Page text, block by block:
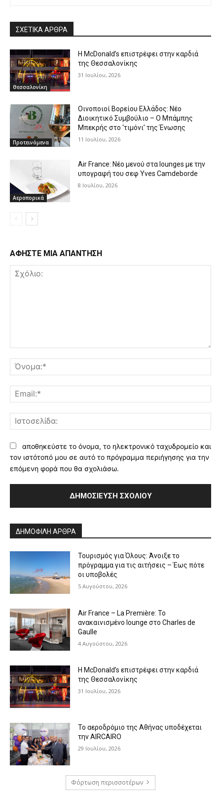
ΣΧΕΤΙΚΑ ΑΡΘΡΑ
Θεσσαλονίκη
Η McDonald’s επιστρέφει στην καρδιά
της Θεσσαλονίκης
31 Ιουλίου, 2026
Προτεινόμενα
Οινοποιοί Βορείου Ελλάδος: Νέο
Διοικητικό Συμβούλιο – Ο Μπάμπης
Μπεκρής στο ‘τιμόνι’ της Ένωσης
11 Ιουλίου, 2026
Αεροπορικά
Air France: Νέο μενού στα lounges με την
υπογραφή του σεφ Yves Camdeborde
8 Ιουλίου, 2026
ΑΦΗΣΤΕ ΜΙΑ ΑΠΑΝΤΗΣΗ
αποθηκεύστε το όνομα, το ηλεκτρονικό ταχυδρομείο και
τον ιστότοπό μου σε αυτό το πρόγραμμα περιήγησης για την
επόμενη φορά που θα σχολιάσω.
ΔΗΜΟΦΙΛΗ ΑΡΘΡΑ
Τουρισμός για Όλους: Άνοιξε το
πρόγραμμα για τις αιτήσεις – Έως πότε
οι υποβολές
5 Αυγούστου, 2026
Air France – La Première: Το
ανακαινισμένο lounge στο Charles de
Gaulle
4 Αυγούστου, 2026
Η McDonald’s επιστρέφει στην καρδιά
της Θεσσαλονίκης
31 Ιουλίου, 2026
Το αεροδρόμιο της Αθήνας υποδέχεται
την AIRCAIRO
29 Ιουλίου, 2026
Φόρτωση περισσοτέρων